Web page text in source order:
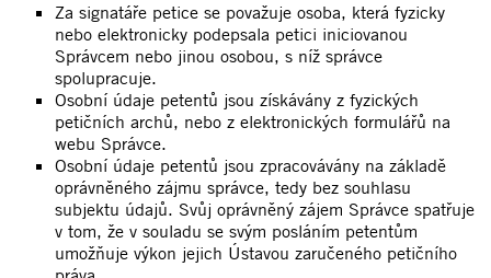
Za signatáře petice se považuje osoba, která fyzicky
nebo elektronicky podepsala petici iniciovanou
Správcem nebo jinou osobou, s níž správce
spolupracuje.
Osobní údaje petentů jsou získávány z fyzických
petičních archů, nebo z elektronických formulářů na
webu Správce.
Osobní údaje petentů jsou zpracovávány na základě
oprávněného zájmu správce, tedy bez souhlasu
subjektu údajů. Svůj oprávněný zájem Správce spatřuje
v tom, že v souladu se svým posláním petentům
umožňuje výkon jejich Ústavou zaručeného petičního